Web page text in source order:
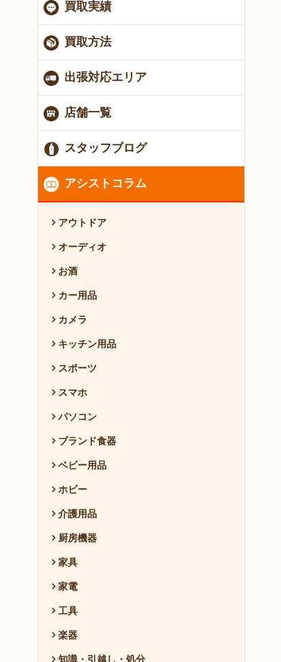
買取実績
買取方法
出張対応エリア
店舗一覧
スタッフブログ
アシストコラム
アウトドア
オーディオ
お酒
カー用品
カメラ
キッチン用品
スポーツ
スマホ
パソコン
ブランド食器
ベビー用品
ホビー
介護用品
厨房機器
家具
家電
工具
楽器
知識・引越し・処分